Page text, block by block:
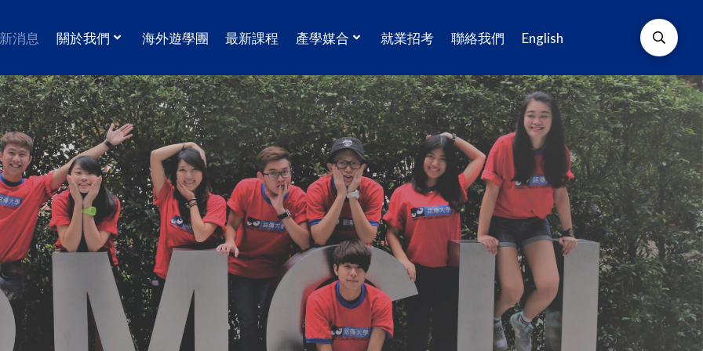
消息 關於我們 海外遊學團 最新課程 產學媒合 就業招考 聯絡我們 English